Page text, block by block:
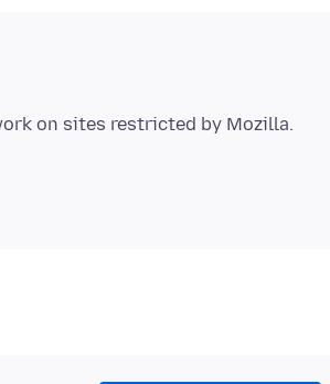
on sites restricted by Mozilla.